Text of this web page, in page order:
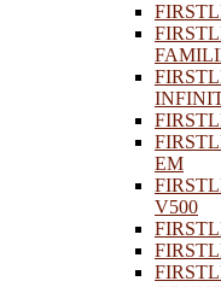
EM
V500